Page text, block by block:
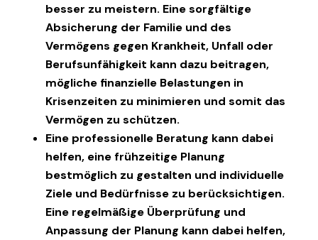
besser zu meistern. Eine sorgfältige
Absicherung der Familie und des
Vermögens gegen Krankheit, Unfall oder
Berufsunfähigkeit kann dazu beitragen,
mögliche finanzielle Belastungen in
Krisenzeiten zu minimieren und somit das
Vermögen zu schützen.
Eine professionelle Beratung kann dabei
helfen, eine frühzeitige Planung
bestmöglich zu gestalten und individuelle
Ziele und Bedürfnisse zu berücksichtigen.
Eine regelmäßige Überprüfung und
Anpassung der Planung kann dabei helfen,